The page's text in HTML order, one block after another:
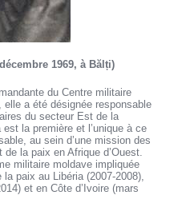
1969, à Bălți)
du Centre militaire
a été désignée responsable
du secteur Est de la
la première et l’unique à ce
au sein d’une mission des
la paix en Afrique d’Ouest.
militaire moldave impliquée
paix au Libéria (2007-2008),
et en Côte d’Ivoire (mars